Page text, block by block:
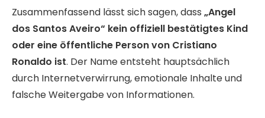
Zusammenfassend lässt sich sagen, dass „Angel
dos Santos Aveiro“ kein offiziell bestätigtes Kind
oder eine öffentliche Person von Cristiano
Ronaldo ist. Der Name entsteht hauptsächlich
durch Internetverwirrung, emotionale Inhalte und
falsche Weitergabe von Informationen.